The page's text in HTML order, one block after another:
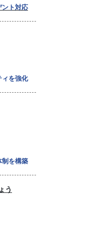
ント対応
ィを強化
制を構築
う